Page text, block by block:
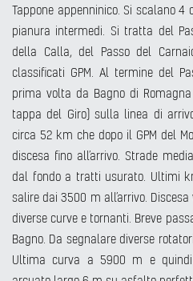
Tappone appenninico. Si scalano
pianura intermedi. Si tratta del
della Calla, del Passo del
classificati GPM. Al termine del
prima volta da Bagno di
tappa del Giro) sulla linea di
circa 52 km che dopo il GPM del
discesa fino all’arrivo. Strade
dal fondo a tratti usurato. Ultimi
salire dai 3500 m all’arrivo.
diverse curve e tornanti. Breve
Bagno. Da segnalare diverse
Ultima curva a 5900 m e